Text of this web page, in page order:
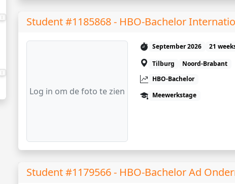
Student #1185868 - HBO-Bachelor
Log in om de foto te zien
September 2026 21
Tilburg
Noord-Brabant
HBO-Bachelor
Meewerkstage
Student #1179566 - HBO-Bachelor Ad